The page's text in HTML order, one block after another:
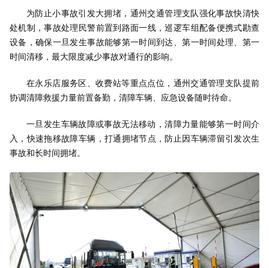
为防止小事故引发大拥堵，通州交通管理支队强化事故快清快
处机制，事故处理民警前置到路面一线，巡逻车组配备便携式勘查
设备，确保一旦发生事故能够第一时间到达、第一时间处理、第一
时间清移，最大限度减少事故对通行的影响。
在永乐店服务区、收费站等重点点位，通州交通管理支队提前
协调清障救援力量前置备勤，清障车辆、应急设备随时待命。
一旦发生车辆故障或事故无法移动，清障力量能够第一时间介
入，快速拖移故障车辆，打通拥堵节点，防止因车辆滞留引发次生
事故和长时间拥堵。